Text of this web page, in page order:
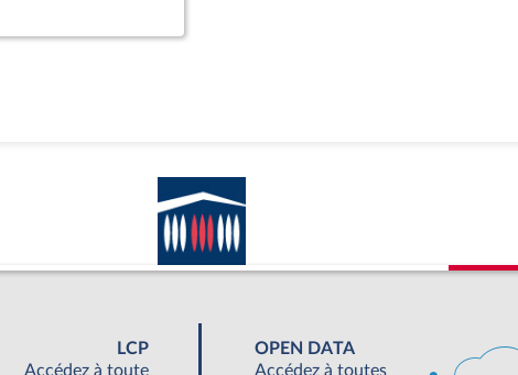
LCP
Accédez à toute
OPEN DATA
Accédez à toutes